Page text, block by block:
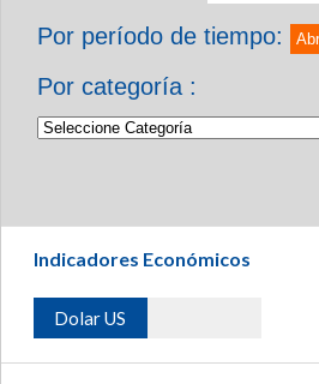
Por período de tiempo:
Por categoría :
Indicadores Económicos
Dolar US